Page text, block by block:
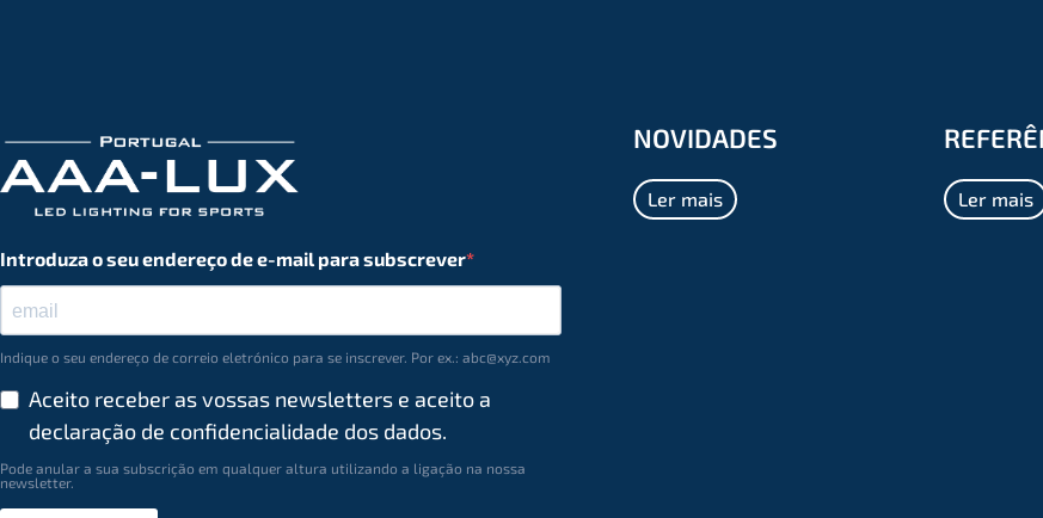
Introduza o seu endereço de e-mail para subscrever
Indique o seu endereço de correio eletrónico para se inscrever. Por ex.: abc@xyz.com
Aceito receber as vossas newsletters e aceito a
declaração de conﬁdencialidade dos dados.
Pode anular a sua subscrição em qualquer altura utilizando a ligação na nossa
newsletter.
NOVIDADES
Ler mais Ler mais